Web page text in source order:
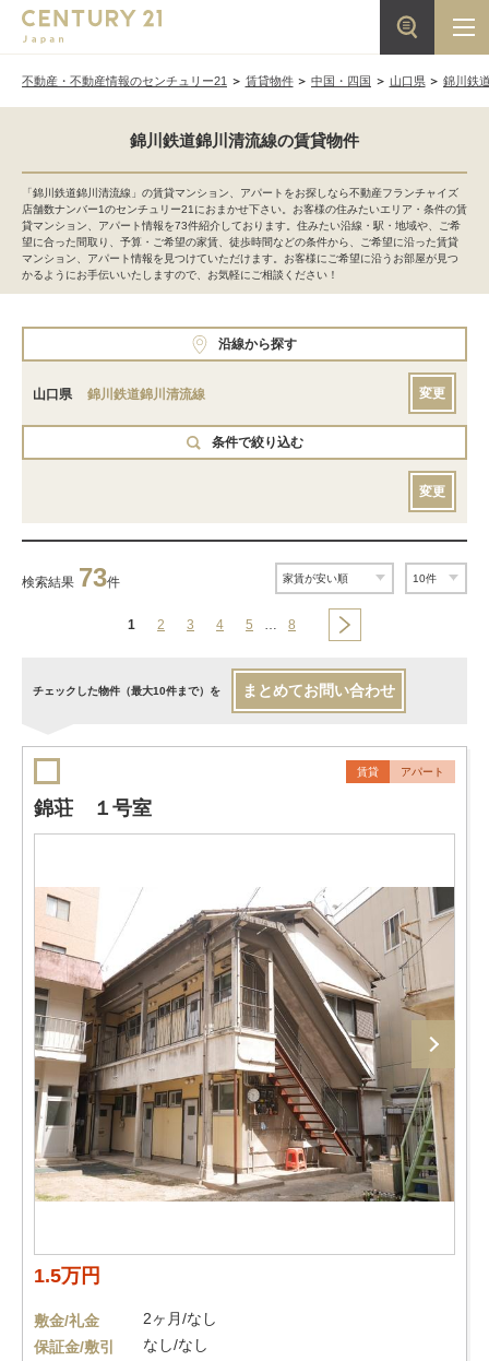
不動産・不動産情報のセンチュリー21 賃貸物件 中国・四国 山口県 錦川鉄
錦川鉄道錦川清流線の賃貸物件
「錦川鉄道錦川清流線」の賃貸マンション、アパートをお探しなら不動産フランチャイズ
店舗数ナンバー1のセンチュリー21におまかせ下さい。お客様の住みたいエリア・条件の賃
貸マンション、アパート情報を73件紹介しております。住みたい沿線・駅・地域や、ご希
望に合った間取り、予算・ご希望の家賃、徒歩時間などの条件から、ご希望に沿った賃貸
マンション、アパート情報を見つけていただけます。お客様にご希望に沿うお部屋が見つ
かるようにお手伝いいたしますので、お気軽にご相談ください！
沿線から探す
山口県 錦川鉄道錦川清流線 変更
条件で絞り込む
変更
検索結果 73件
1 2 3 4 5 … 8
チェックした物件（最大10件まで）を まとめてお問い合わせ
賃貸 アパート
錦荘 １号室
1.5万円
敷金/礼金
2ヶ月/なし
保証金/敷引
なし/なし